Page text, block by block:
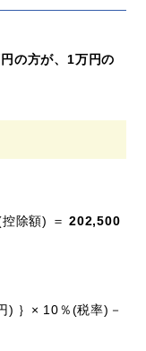
の方が、1万円の
控除額) ＝202,500
) ｝× 10％(税率)－